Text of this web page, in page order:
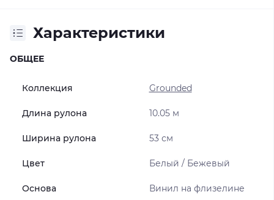
Характеристики
ОБЩЕЕ
Коллекция Grounded
Длина рулона 10.05 м
Ширина рулона 53 см
Цвет Белый / Бежевый
Основа Винил на флизелине